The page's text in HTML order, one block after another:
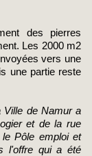
des pierres
Les 2000 m2
vers une
une partie reste
Ville de Namur a
et de la rue
Pôle emploi et
l'offre qui a été